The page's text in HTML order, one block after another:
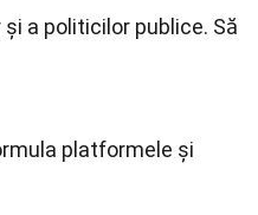
a politicilor publice. Să
platformele și